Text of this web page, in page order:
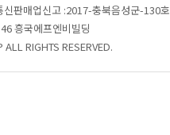
판매업신고 :2017-충북음성군-130호
흥국에프엔비빌딩
RIGHTS RESERVED.